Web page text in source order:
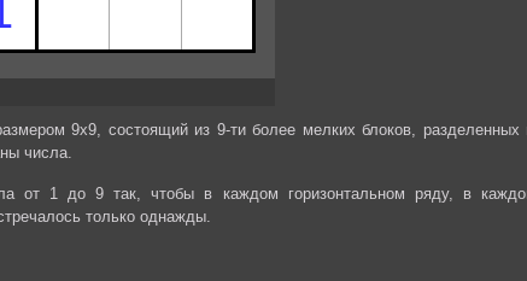
9х9, состоящий из 9-ти более мелких блоков, разделенных
числа.
от 1 до 9 так, чтобы в каждом горизонтальном ряду, в
только однажды.